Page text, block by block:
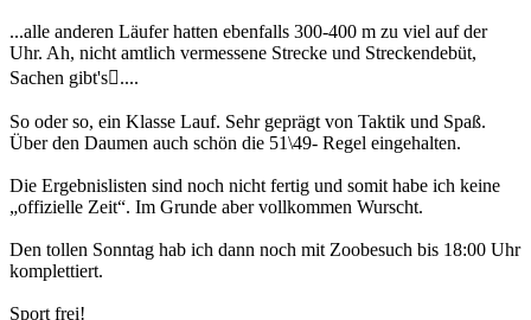
...alle anderen Läufer hatten ebenfalls 300-400 m zu viel auf der
Uhr. Ah, nicht amtlich vermessene Strecke und Streckendebüt,
Sachen gibt's....
So oder so, ein Klasse Lauf. Sehr geprägt von Taktik und Spaß.
Über den Daumen auch schön die 51\49- Regel eingehalten.
Die Ergebnislisten sind noch nicht fertig und somit habe ich keine
„offizielle Zeit“. Im Grunde aber vollkommen Wurscht.
Den tollen Sonntag hab ich dann noch mit Zoobesuch bis 18:00 Uhr
komplettiert.
Sport frei!